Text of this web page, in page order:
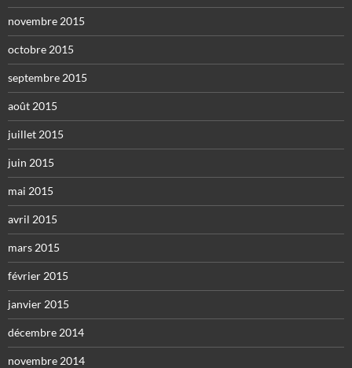
novembre 2015
octobre 2015
septembre 2015
août 2015
juillet 2015
juin 2015
mai 2015
avril 2015
mars 2015
février 2015
janvier 2015
décembre 2014
novembre 2014